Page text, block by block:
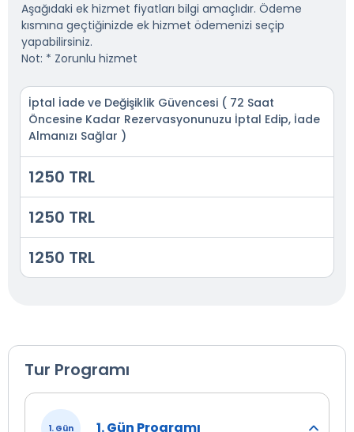
Aşağıdaki ek hizmet fiyatları bilgi amaçlıdır. Ödeme
kısmına geçtiğinizde ek hizmet ödemenizi seçip
yapabilirsiniz.
Not: * Zorunlu hizmet
İptal İade ve Değişiklik Güvencesi ( 72 Saat
Öncesine Kadar Rezervasyonunuzu İptal Edip, İade
Almanızı Sağlar )
1250 TRL
1250 TRL
1250 TRL
Tur Programı
1. Gün 1. Gün Programı